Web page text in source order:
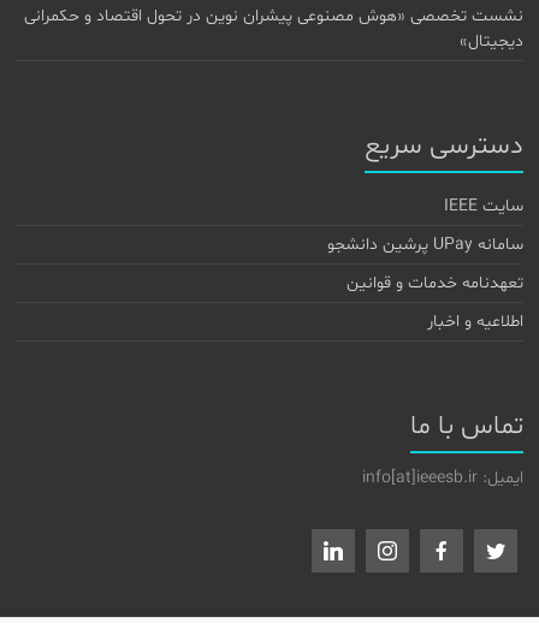
نشست تخصصی «هوش مصنوعی پیشران نوین در تحول اقتصاد و حکمرانی
دیجیتال»
دسترسی سریع
سایت IEEE
سامانه UPay پرشین دانشجو
تعهدنامه خدمات و قوانین
اطلاعیه و اخبار
تماس با ما
ایمیل: info[at]ieeesb.ir